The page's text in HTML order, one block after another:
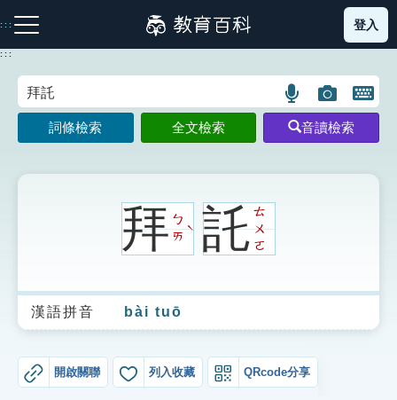
到
主
:::
注音索引圖示 筆畫索引圖示 部首索引表圖示
生字詞彙表
成語故事
登入
:::
語
言
搜
圖
片
搜
開
鍵
圖
詞條檢索 全文檢索 音讀檢索
拜ㄅ
ㄞ
ˋ 託ㄊ
ㄨ
ㄛ
漢語拼音 bài tuō
開啟關聯 列入收藏 QRcode分享